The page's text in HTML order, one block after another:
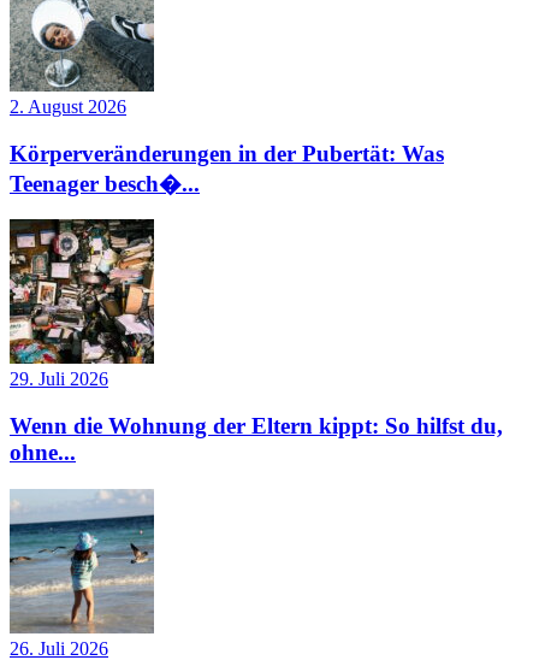
2. August 2026
Körperveränderungen in der Pubertät: Was
Teenager besch�...
29. Juli 2026
Wenn die Wohnung der Eltern kippt: So hilfst du,
ohne...
26. Juli 2026